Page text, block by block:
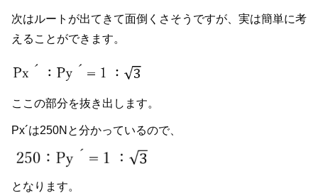
次はルートが出てきて面倒くさそうですが、実は簡単に考
えることができます。
ここの部分を抜き出します。
Px´は250Nと分かっているので、
となります。